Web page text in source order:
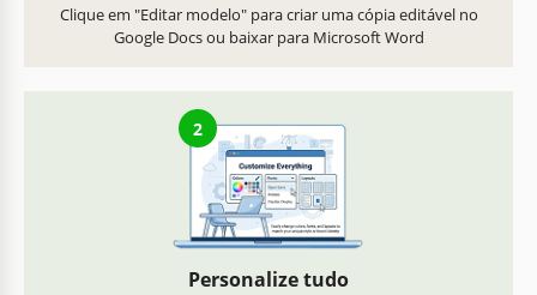
Clique em "Editar modelo" para criar uma cópia editável no
Google Docs ou baixar para Microsoft Word
2
Personalize tudo